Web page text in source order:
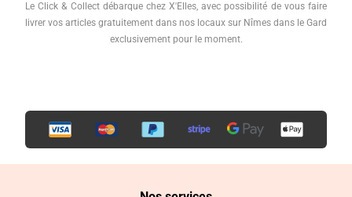
Le Click & Collect débarque chez X'Elles, avec possibilité de vous faire
livrer vos articles gratuitement dans nos locaux sur Nîmes dans le Gard
exclusivement pour le moment.